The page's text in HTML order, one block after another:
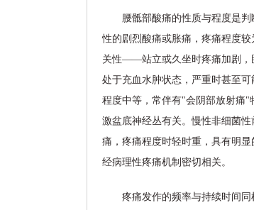
腰骶部酸痛的性质与程度是
性的剧烈酸痛或胀痛，疼痛程度
关性——站立或久坐时疼痛加剧，
处于充血水肿状态，严重时甚至
程度中等，常伴有"会阴部放射痛"
激盆底神经丛有关。慢性非细菌
痛，疼痛程度时轻时重，具有明
经病理性疼痛机制密切相关。
疼痛发作的频率与持续时间